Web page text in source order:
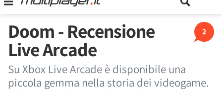
2
Doom - Recensione
Live Arcade
Su Xbox Live Arcade è disponibile una
piccola gemma nella storia dei videogame.